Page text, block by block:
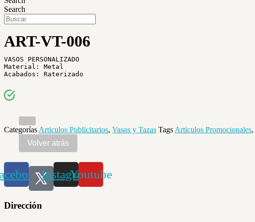
Search
ART-VT-006
VASOS PERSONALIZADO
Material: Metal
CategoríasArticulos Publicitarios, Vasos y Tazas TagsArticulos Promocionales,
InstagramYoutube
Dirección